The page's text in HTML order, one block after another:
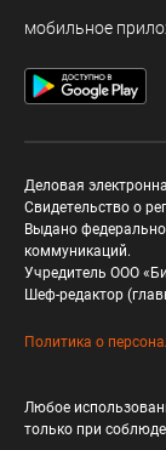
мобильное
Деловая
Свидетельство о
Выдано
коммуникаций.
Учредитель ООО
Шеф-редактор
Политика о
Любое
только при